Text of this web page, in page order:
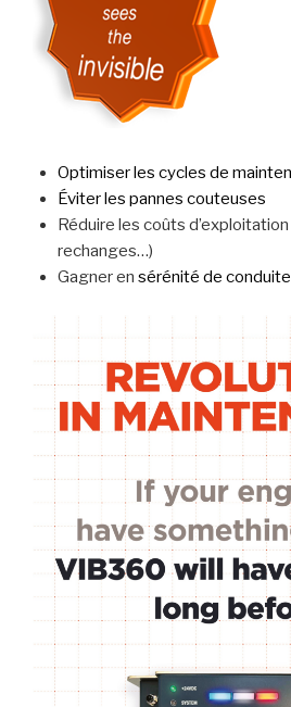
Optimiser les cycles de
Éviter les pannes couteuses
Réduire les coûts d’exploitation
rechanges…)
Gagner en sérénité de conduite